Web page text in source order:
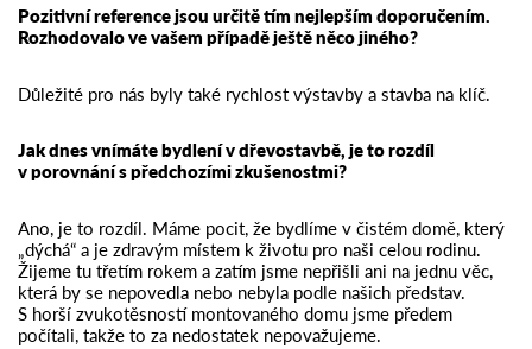
Pozitivní reference jsou určitě tím nejlepším doporučením.
Rozhodovalo ve vašem případě ještě něco jiného?
Důležité pro nás byly také rychlost výstavby a stavba na klíč.
Jak dnes vnímáte bydlení v dřevostavbě, je to rozdíl
v porovnání s předchozími zkušenostmi?
Ano, je to rozdíl. Máme pocit, že bydlíme v čistém domě, který
„dýchá“ a je zdravým místem k životu pro naši celou rodinu.
Žijeme tu třetím rokem a zatím jsme nepřišli ani na jednu věc,
která by se nepovedla nebo nebyla podle našich představ.
S horší zvukotěsností montovaného domu jsme předem
počítali, takže to za nedostatek nepovažujeme.